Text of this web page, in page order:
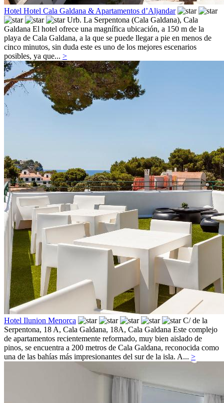
Hotel Hotel Cala Galdana & Apartamentos d’Aljandar
Urb. La Serpentona (Cala Galdana), Cala
Galdana El hotel ofrece una magnífica ubicación, a 150 m de la
playa de Cala Galdana, a la que se puede llegar a pie en menos de
cinco minutos, sin duda este es uno de los mejores escenarios
posibles, ya que... >
Hotel Ilunion Menorca
C/ de la
Serpentona, 18 A, Cala Galdana, 18A, Cala Galdana Este complejo
de apartamentos recientemente reformado, muy bien aislado de
pinos, se encuentra a 200 metros de Cala Galdana, reconocida como
una de las bahías más impresionantes del sur de la isla. A... >